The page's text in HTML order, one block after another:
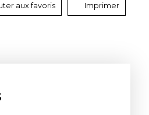
aux favoris Imprimer